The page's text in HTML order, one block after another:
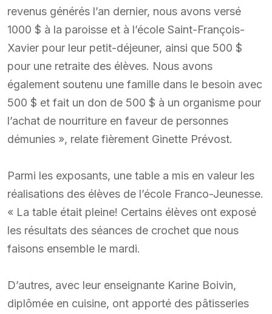
revenus générés l’an dernier, nous avons versé
1000 $ à la paroisse et à l’école Saint-François-
Xavier pour leur petit-déjeuner, ainsi que 500 $
pour une retraite des élèves. Nous avons
également soutenu une famille dans le besoin avec
500 $ et fait un don de 500 $ à un organisme pour
l’achat de nourriture en faveur de personnes
démunies », relate fièrement Ginette Prévost.
Parmi les exposants, une table a mis en valeur les
réalisations des élèves de l’école Franco-Jeunesse.
« La table était pleine! Certains élèves ont exposé
les résultats des séances de crochet que nous
faisons ensemble le mardi.
D’autres, avec leur enseignante Karine Boivin,
diplômée en cuisine, ont apporté des pâtisseries